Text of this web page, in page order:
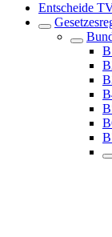
Entscheide